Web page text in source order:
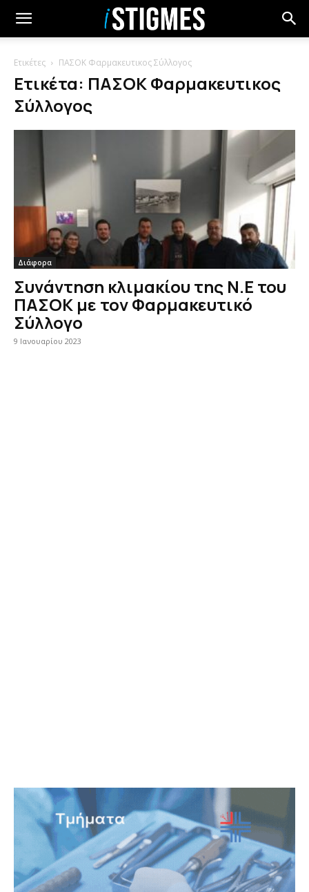
Ετικέτες ΠΑΣΟΚ Φαρμακευτικος Σύλλογος
Ετικέτα: ΠΑΣΟΚ Φαρμακευτικος
Σύλλογος
Διάφορα
Συνάντηση κλιμακίου της Ν.Ε του
ΠΑΣΟΚ με τον Φαρμακευτικό
Σύλλογο
9 Ιανουαρίου 2023